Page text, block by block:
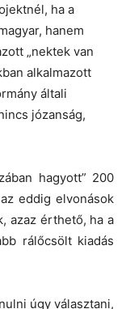
ha a
hanem
„nektek van
alkalmazott
általi
józanság,
hagyott” 200
eddig elvonások
azaz érthető, ha a
rálőcsölt kiadás
úgy választani,